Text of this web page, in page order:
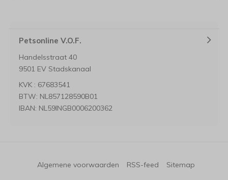
Petsonline V.O.F.
Handelsstraat 40
9501 EV Stadskanaal
KVK : 67683541
BTW: NL857128590B01
IBAN: NL59INGB0006200362
Algemene voorwaarden RSS-feed Sitemap